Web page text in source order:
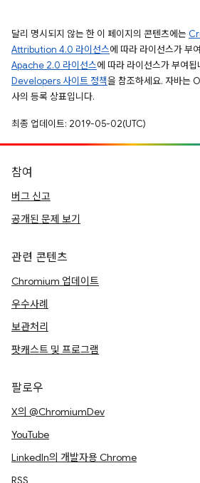
달리 명시되지 않는 한 이 페이지의 콘텐츠에는
Attribution 4.0 라이선스에 따라 라이선스가 부
Apache 2.0 라이선스에 따라 라이선스가 부여
Developers 사이트 정책을 참조하세요. 자바는
사의 등록 상표입니다.
최종 업데이트: 2019-05-02(UTC)
참여
버그 신고
공개된 문제 보기
관련 콘텐츠
Chromium 업데이트
우수사례
보관처리
팟캐스트 및 프로그램
팔로우
X의 @ChromiumDev
YouTube
LinkedIn의 개발자용 Chrome
RSS